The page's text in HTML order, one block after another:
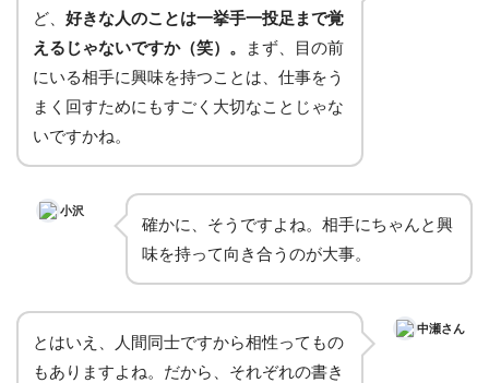
ど、 好きな人のことは一挙手一投足まで覚
えるじゃないですか（笑）。
まず、目の前
にいる相手に興味を持つことは、仕事をう
まく回すためにもすごく大切なことじゃな
いですかね。
小沢
確かに、そうですよね。相手にちゃんと興
味を持って向き合うのが大事。
とはいえ、人間同士ですから相性ってもの
もありますよね。だから、それぞれの書き
中瀬さん